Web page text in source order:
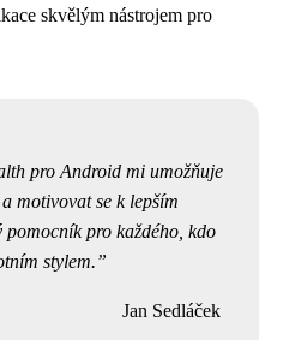
skvělým nástrojem pro
pro Android mi umožňuje
motivovat se k lepším
pomocník pro každého, kdo
stylem.
Jan Sedláček